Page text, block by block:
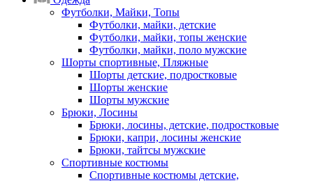
Футболки, Майки, Топы
Футболки, майки, детские
Футболки, майки, топы женские
Футболки, майки, поло мужские
Шорты спортивные, Пляжные
Шорты детские, подростковые
Шорты женские
Шорты мужские
Брюки, Лосины
Брюки, лосины, детские, подростковые
Брюки, капри, лосины женские
Брюки, тайтсы мужские
Спортивные костюмы
Спортивные костюмы детские,